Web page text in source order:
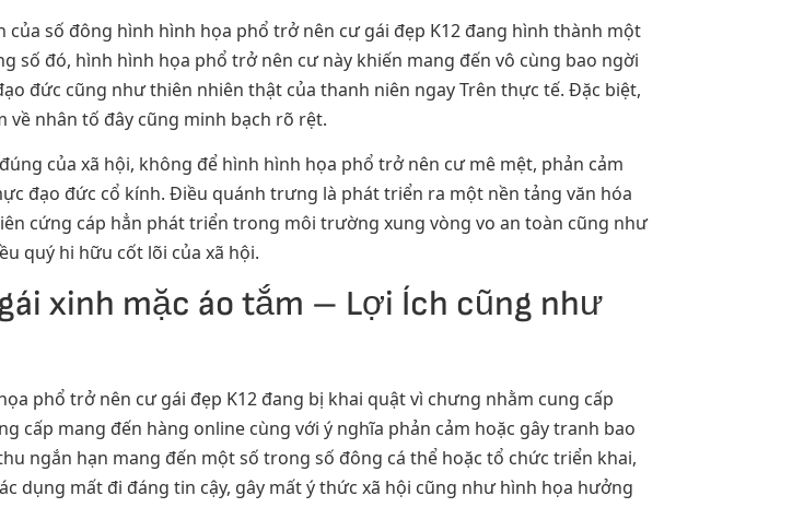
số đông hình hình họa phổ trở nên cư gái đẹp K12 đang hình thành một
đó, hình hình họa phổ trở nên cư này khiến mang đến vô cùng bao ngời
đức cũng như thiên nhiên thật của thanh niên ngay Trên thực tế. Đặc biệt,
nhân tố đây cũng minh bạch rõ rệt.
của xã hội, không để hình hình họa phổ trở nên cư mê mệt, phản cảm
đạo đức cổ kính. Điều quánh trưng là phát triển ra một nền tảng văn hóa
cứng cáp hẳn phát triển trong môi trường xung vòng vo an toàn cũng như
quý hi hữu cốt lõi của xã hội.
xinh mặc áo tắm – Lợi Ích cũng như
phổ trở nên cư gái đẹp K12 đang bị khai quật vì chưng nhằm cung cấp
cấp mang đến hàng online cùng với ý nghĩa phản cảm hoặc gây tranh bao
ngắn hạn mang đến một số trong số đông cá thể hoặc tổ chức triển khai,
dụng mất đi đáng tin cậy, gây mất ý thức xã hội cũng như hình họa hưởng